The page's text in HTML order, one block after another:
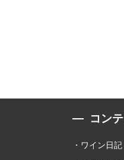
コン
ワイン日記